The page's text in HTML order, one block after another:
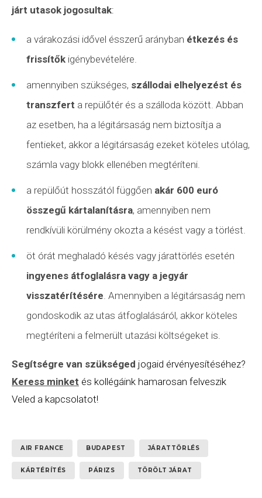
járt utasok jogosultak:
a várakozási idővel ésszerű arányban étkezés és
frissítők igénybevételére.
amennyiben szükséges, szállodai elhelyezést és
transzfert a repülőtér és a szálloda között. Abban
az esetben, ha a légitársaság nem biztosítja a
fentieket, akkor a légitársaság ezeket köteles utólag,
számla vagy blokk ellenében megtéríteni.
a repülőút hosszától függően akár 600 euró
összegű kártalanításra, amennyiben nem
rendkívüli körülmény okozta a késést vagy a törlést.
öt órát meghaladó késés vagy járattörlés esetén
ingyenes átfoglalásra vagy a jegyár
visszatérítésére . Amennyiben a légitársaság nem
gondoskodik az utas átfoglalásáról, akkor köteles
megtéríteni a felmerült utazási költségeket is.
Segítségre van szükséged jogaid érvényesítéséhez?
Keress minket és kollégáink hamarosan felveszik
Veled a kapcsolatot!
AIR FRANCE BUDAPEST JÁRATTÖRLÉS
KÁRTÉRÍTÉS PÁRIZS TÖRÖLT JÁRAT